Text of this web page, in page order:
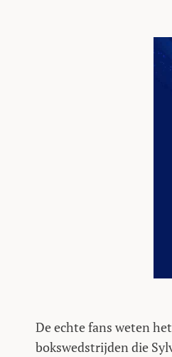
De echte fans weten
bokswedstrijden die